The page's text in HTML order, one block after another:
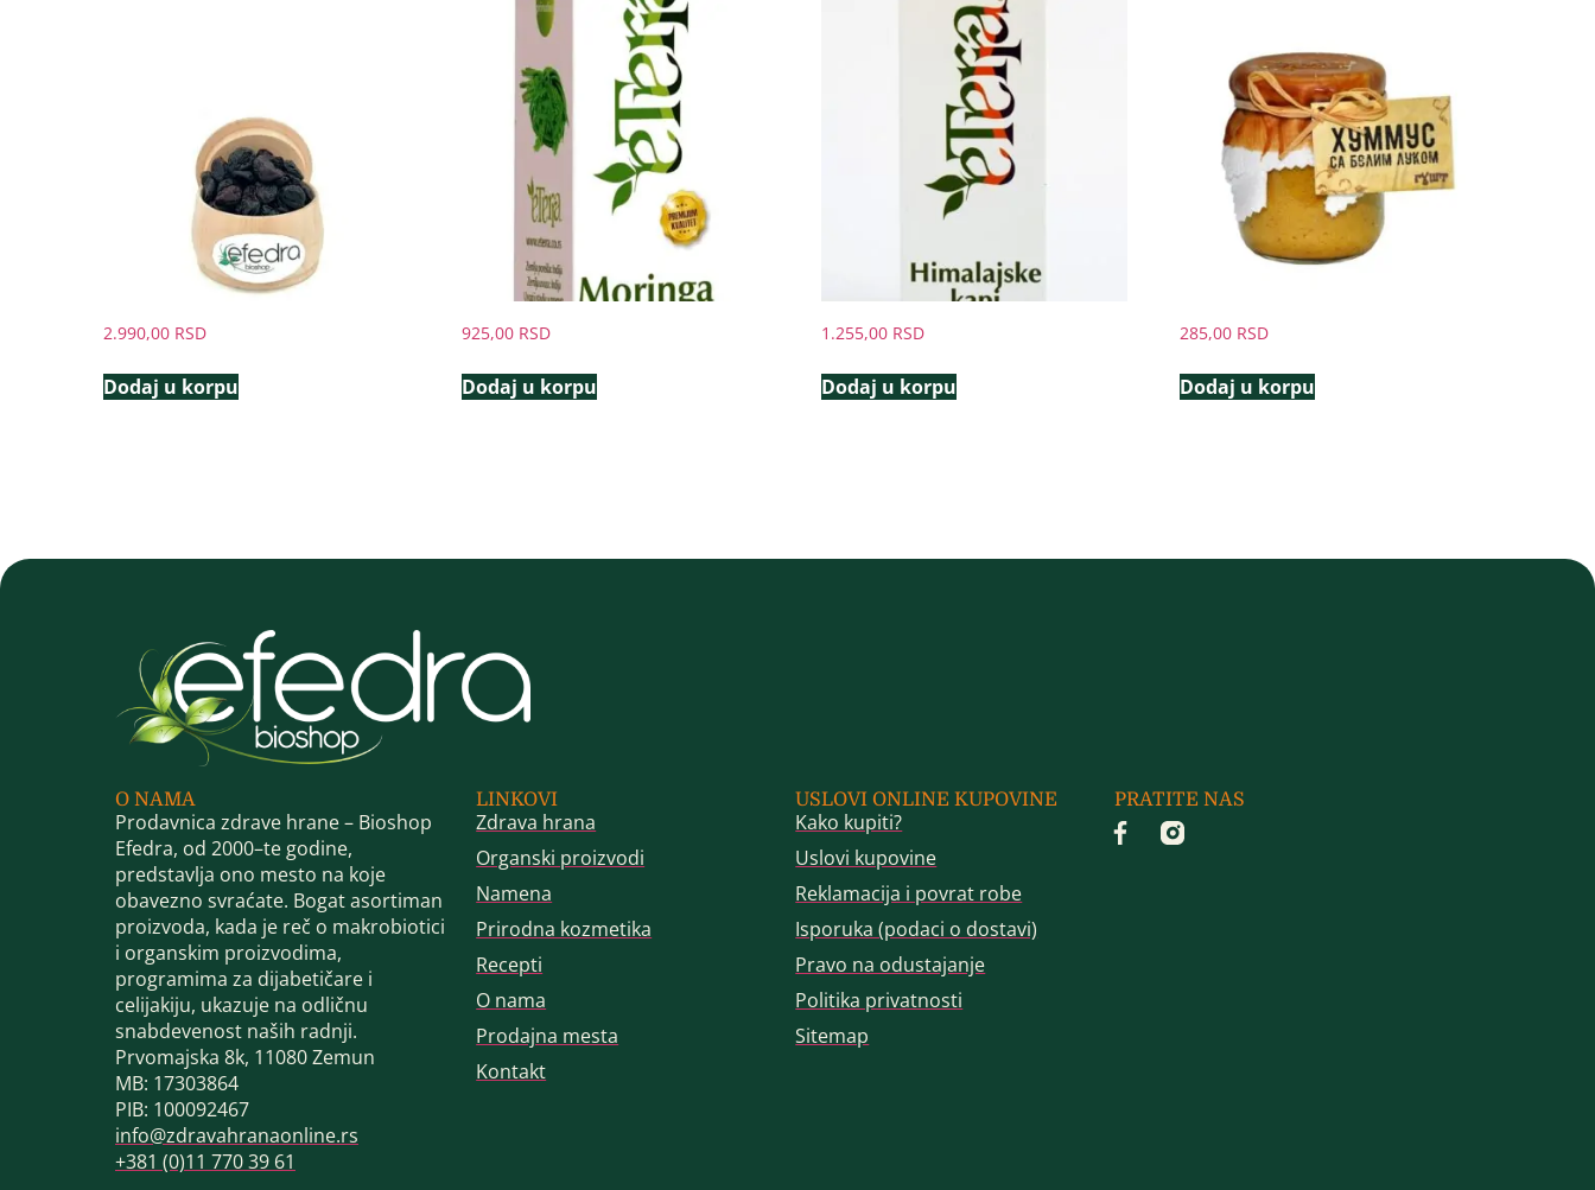
2.990,00 RSD
Dodaj u korpu
925,00 RSD
Dodaj u korpu
1.255,00 RSD
Dodaj u korpu
285,00 RSD
Dodaj u korpu
O NAMA
Prodavnica zdrave hrane – Bioshop
Efedra, od 2000–te godine,
predstavlja ono mesto na koje
obavezno svraćate. Bogat asortiman
proizvoda, kada je reč o makrobiotici
i organskim proizvodima,
programima za dijabetičare i
celijakiju, ukazuje na odličnu
snabdevenost naših radnji.
Prvomajska 8k, 11080 Zemun
MB: 17303864
PIB: 100092467
info@zdravahranaonline.rs
+381 (0)11 770 39 61
LINKOVI
Zdrava hrana
Organski proizvodi
Namena
Prirodna kozmetika
Recepti
O nama
Prodajna mesta
Kontakt
USLOVI ONLINE KUPOVINE
Kako kupiti?
Uslovi kupovine
Reklamacija i povrat robe
Isporuka (podaci o dostavi)
Pravo na odustajanje
Politika privatnosti
Sitemap
PRATITE NAS